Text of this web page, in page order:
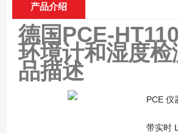
产品介绍
德国PCE-
环境计和湿度检
品描述
PCE 仪
带实时